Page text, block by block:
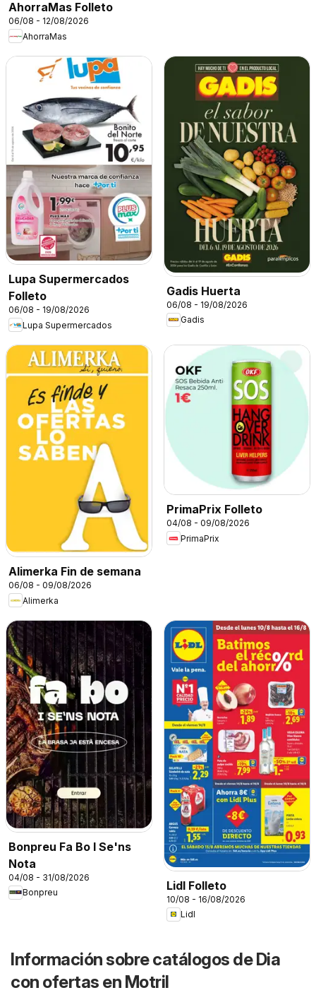
AhorraMas Folleto
06/08 - 12/08/2026
AhorraMas
Lupa Supermercados
Folleto
06/08 - 19/08/2026
Lupa Supermercados
Gadis Huerta
06/08 - 19/08/2026
Gadis
Alimerka Fin de semana
06/08 - 09/08/2026
Alimerka
PrimaPrix Folleto
04/08 - 09/08/2026
PrimaPrix
Bonpreu Fa Bo I Se'ns
Nota
04/08 - 31/08/2026
Bonpreu
Lidl Folleto
10/08 - 16/08/2026
Lidl
Información sobre catálogos de Dia
con ofertas en Motril